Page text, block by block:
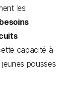
les
capacité à
pousses